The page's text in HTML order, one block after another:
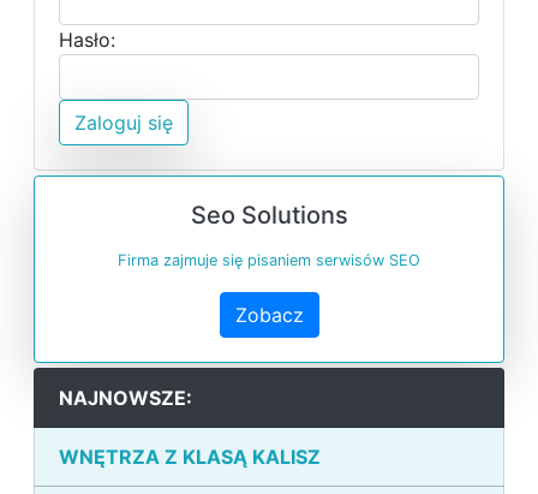
Hasło:
Zaloguj się
Seo Solutions
Firma zajmuje się pisaniem serwisów SEO
Zobacz
NAJNOWSZE:
WNĘTRZA Z KLASĄ KALISZ